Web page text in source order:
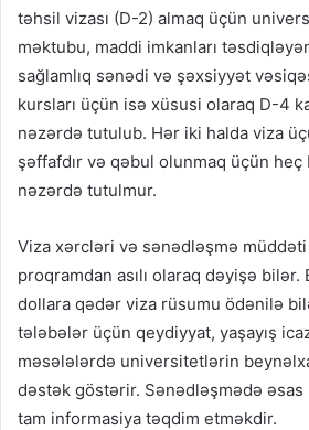
təhsil vizası (D-2) almaq üçün
məktubu, maddi imkanları
sağlamlıq sənədi və şəxsiyyət
kursları üçün isə xüsusi olaraq D-4
nəzərdə tutulub. Hər iki halda viza
şəffafdır və qəbul olunmaq üçün
nəzərdə tutulmur.
Viza xərcləri və sənədləşmə
proqramdan asılı olaraq dəyişə
dollara qədər viza rüsumu ödənilə
tələbələr üçün qeydiyyat, yaşayış
məsələlərdə universitetlərin
dəstək göstərir. Sənədləşmədə əsas
tam informasiya təqdim etməkdir.